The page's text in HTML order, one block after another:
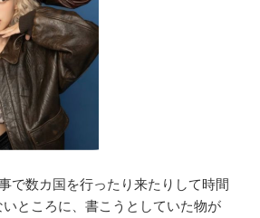
で数カ国を行ったり来たりして時間
ところに、書こうとしていた物が